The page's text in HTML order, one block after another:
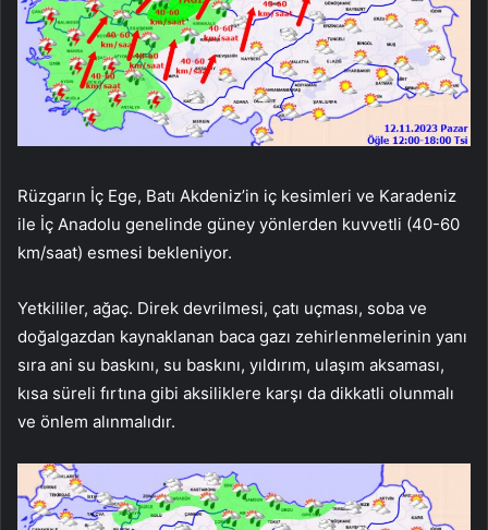
Rüzgarın İç Ege, Batı Akdeniz’in iç kesimleri ve Karadeniz
ile İç Anadolu genelinde güney yönlerden kuvvetli (40-60
km/saat) esmesi bekleniyor.
Yetkililer, ağaç. Direk devrilmesi, çatı uçması, soba ve
doğalgazdan kaynaklanan baca gazı zehirlenmelerinin yanı
sıra ani su baskını, su baskını, yıldırım, ulaşım aksaması,
kısa süreli fırtına gibi aksiliklere karşı da dikkatli olunmalı
ve önlem alınmalıdır.